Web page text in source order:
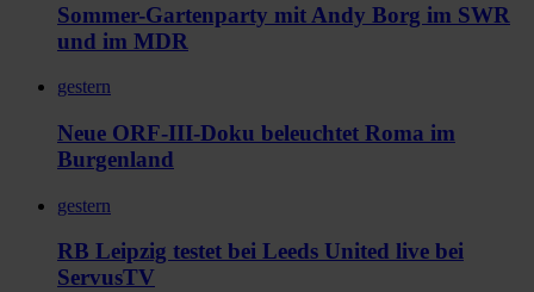
Sommer-Gartenparty mit Andy Borg im SWR
und im MDR
gestern
Neue ORF-III-Doku beleuchtet Roma im
Burgenland
gestern
RB Leipzig testet bei Leeds United live bei
ServusTV